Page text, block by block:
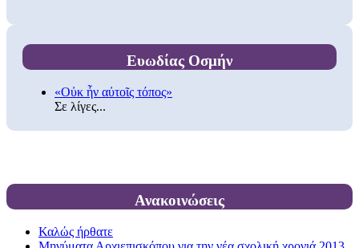
Ευωδίας Οσμήν
«Οὐκ ἦν αὐτοῖς τόπος»
Σε λίγες...
Ανακοινώσεις
Καλώς ήρθατε